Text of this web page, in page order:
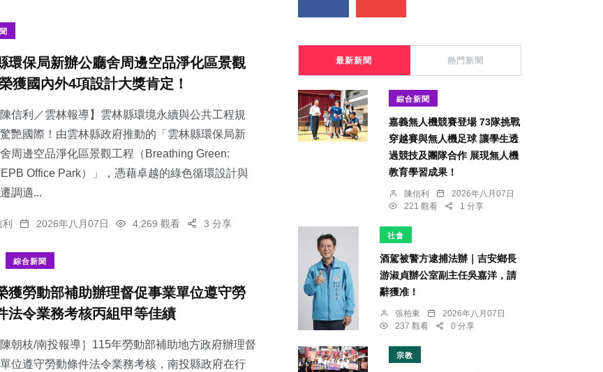
環保局新辦公廳舍周邊空品淨化區景觀
獲國內外4項設計大獎肯定！
陳信利／雲林報導】雲林縣環境永續與公共工程規
艷國際！由雲林縣政府推動的「雲林縣環保局新
周邊空品淨化區景觀工程（Breathing Green:
Office Park）」，憑藉卓越的綠色循環設計與
調適...
利 2026年八月07日 4,269 觀看 3 分享
綜合新聞
獲勞動部補助辦理督促事業單位遵守勞
法令業務考核丙組甲等佳績
陳朝枝/南投報導］115年勞動部補助地方政府辦理督
位遵守勞動條件法令業務考核，南投縣政府在行
最新新聞 熱門新聞
綜合新聞
嘉義無人機競賽登場 73隊挑戰
穿越賽與無人機足球 讓學生透
過競技及團隊合作 展現無人機
教育學習成果！
陳信利
2026年八月07日
221 觀看
1 分享
社會
酒駕被警方逮捕法辦｜吉安鄉長
游淑貞辦公室副主任吳嘉洋，請
辭獲准！
張柏東
2026年八月07日
237 觀看
0 分享
宗教